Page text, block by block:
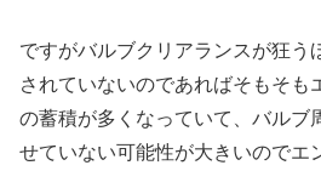
ですがバルブクリアランスが狂う
されていないのであればそもそも
の蓄積が多くなっていて、バルブ
せていない可能性が大きいのでエ